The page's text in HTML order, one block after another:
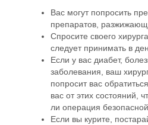
Вас могут попросить
препаратов,
Спросите своего
следует принимать в
Если у вас диабет,
заболевания, ваш
попросит вас
вас от этих состояний,
ли операция
Если вы курите,